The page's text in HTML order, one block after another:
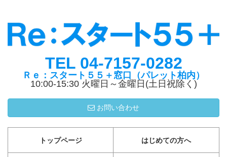
TEL 04-7157-0282
Ｒｅ：スタート５５＋窓口（パレット柏内）
10:00-15:30 火曜日～金曜日(土日祝除く)
お問い合わせ
トップページ はじめての方へ